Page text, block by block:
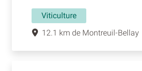
Viticulture
12.1 km de Montreuil-Bellay